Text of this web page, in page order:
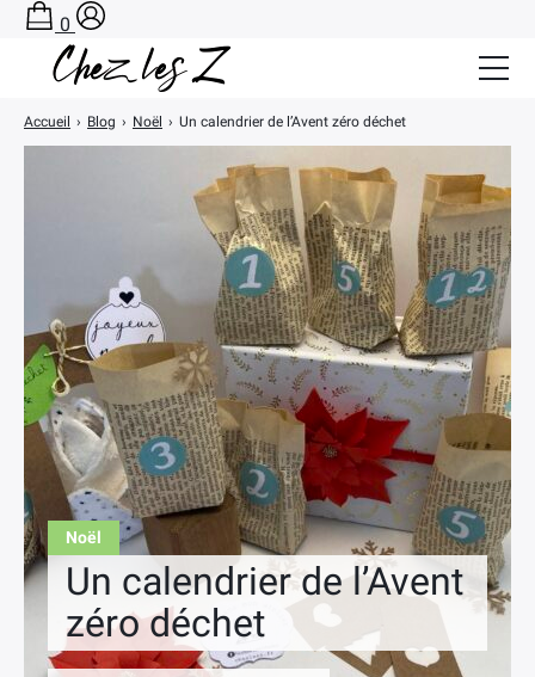
Noël
Un calendrier de l’Avent
zéro déchet
Accueil › Blog › Noël › Un calendrier de l’Avent zéro déchet
0
Salle de Bain Zéro Déchet
CONTACT
PANIER